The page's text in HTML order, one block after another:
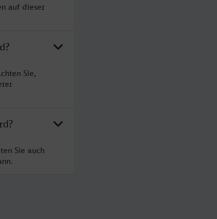
auf dieser
Sie,
Sie auch